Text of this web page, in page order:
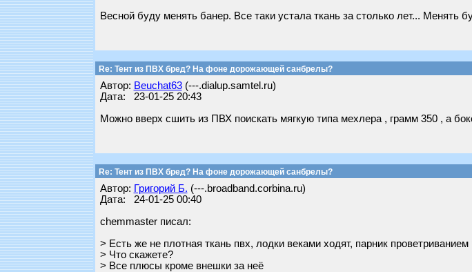
Весной буду менять банер. Все таки устала ткань за столько лет... Менять
Re: Тент из ПВХ бред? На фоне дорожающей санбрелы?
Автор: Beuchat63(---.dialup.samtel.ru)
Дата: 23-01-25 20:43
Можно вверх сшить из ПВХ поискать мягкую типа мехлера , грамм 350 , а
Re: Тент из ПВХ бред? На фоне дорожающей санбрелы?
Автор: Григорий Б. (---.broadband.corbina.ru)
Дата: 24-01-25 00:40
chemmaster писал:
> Есть же не плотная ткань пвх, лодки веками ходят, парник
> Что скажете?
> Все плюсы кроме внешки за неё